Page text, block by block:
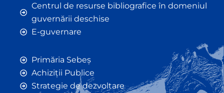
Centrul de resurse bibliografice în domeniul
guvernării deschise
E-guvernare
Primăria Sebeș
Achiziții Publice
Strategie de dezvoltare